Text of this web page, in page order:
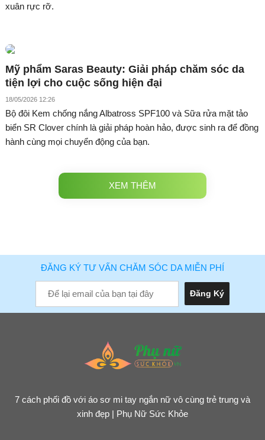
xuân rực rỡ.
Mỹ phẩm Saras Beauty: Giải pháp chăm sóc da
tiện lợi cho cuộc sống hiện đại
18/05/2026 12:26
Bộ đôi Kem chống nắng Albatross SPF100 và Sữa rửa mặt tảo
biển SR Clover chính là giải pháp hoàn hảo, được sinh ra để đồng
hành cùng mọi chuyển động của bạn.
XEM THÊM
ĐĂNG KÝ TƯ VẤN CHĂM SÓC DA MIỄN PHÍ
7 cách phối đồ với áo sơ mi tay ngắn nữ vô cùng trẻ trung và
xinh đẹp | Phụ Nữ Sức Khỏe